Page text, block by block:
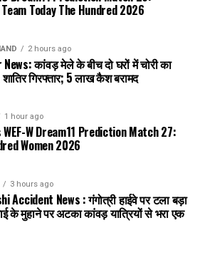
Today The Hundred 2026
2 hours ago
कांवड़ मेले के बीच दो घरों में चोरी का
गिरफ्तार; ₹5 लाख कैश बरामद
1 hour ago
WEF-W Dream11 Prediction Match 27:
Women 2026
3 hours ago
Accident News : गंगोत्री हाईवे पर टला बड़ा
के मुहाने पर अटका कांवड़ यात्रियों से भरा एक